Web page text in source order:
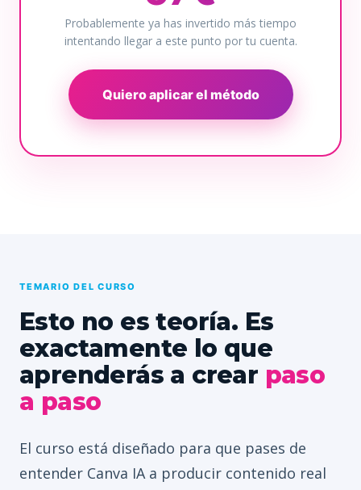
Probablemente ya has invertido más tiempo
intentando llegar a este punto por tu cuenta.
Quiero aplicar el método
TEMARIO DEL CURSO
Esto no es teoría. Es
exactamente lo que
aprenderás a crear paso
a paso
El curso está diseñado para que pases de
entender Canva IA a producir contenido real